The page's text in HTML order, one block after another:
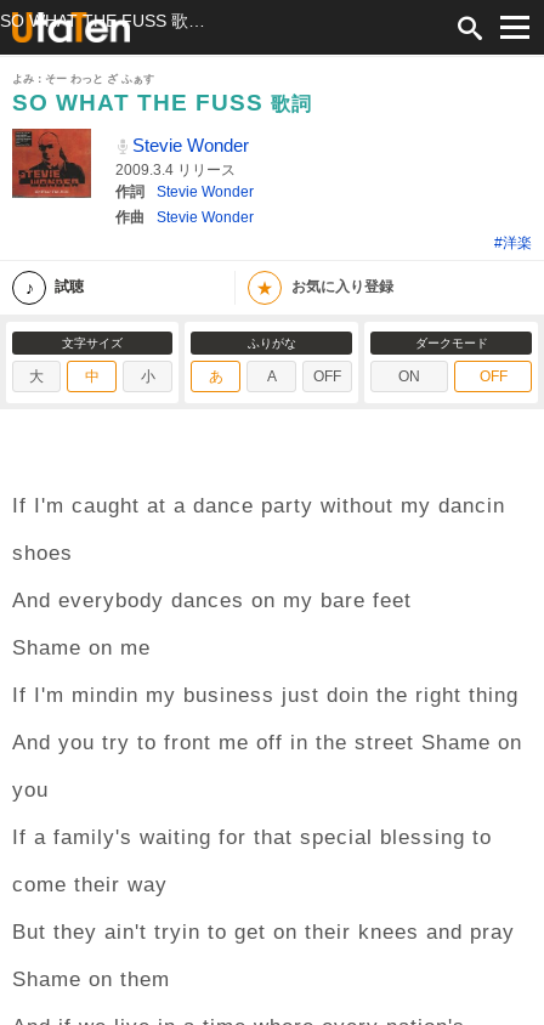
よみ：そー わっと ざ ふぁす
SO WHAT THE FUSS 歌詞
Stevie Wonder
2009.3.4 リリース
作詞
Stevie Wonder
作曲
Stevie Wonder
#洋楽
試聴 ★ お気に入り登録
文字サイズ
大 中 小
ふりがな
あ A OFF
ダークモード
ON OFF
If I'm caught at a dance party without my dancin
shoes
And everybody dances on my bare feet
Shame on me
If I'm mindin my business just doin the right thing
And you try to front me off in the street Shame on
you
If a family's waiting for that special blessing to
come their way
But they ain't tryin to get on their knees and pray
Shame on them